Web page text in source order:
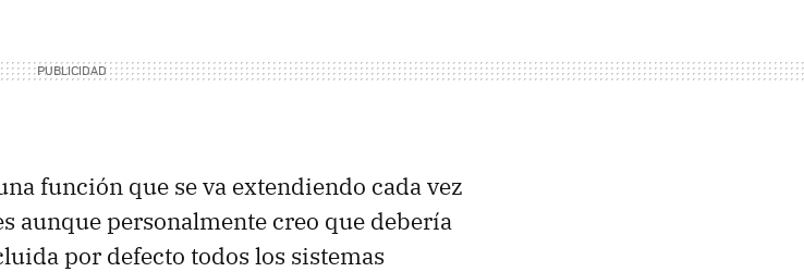
función que se va extendiendo cada vez
aunque personalmente creo que debería
por defecto todos los sistemas